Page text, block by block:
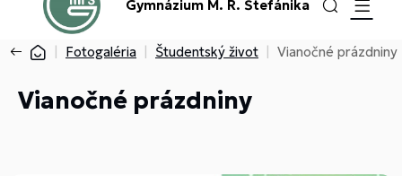
Gymnázium M. R. Štefánika
Fotogaléria Študentský život Vianočné prázdniny
Vianočné prázdniny